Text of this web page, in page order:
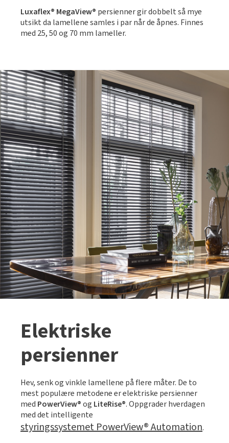
Luxaflex® MegaView® persienner gir dobbelt så mye
utsikt da lamellene samles i par når de åpnes. Finnes
med 25, 50 og 70 mm lameller.
Elektriske
persienner
Hev, senk og vinkle lamellene på flere måter. De to
mest populære metodene er elektriske persienner
med PowerView®og LiteRise®. Oppgrader hverdagen
med det intelligente
styringssystemet PowerView® Automation.